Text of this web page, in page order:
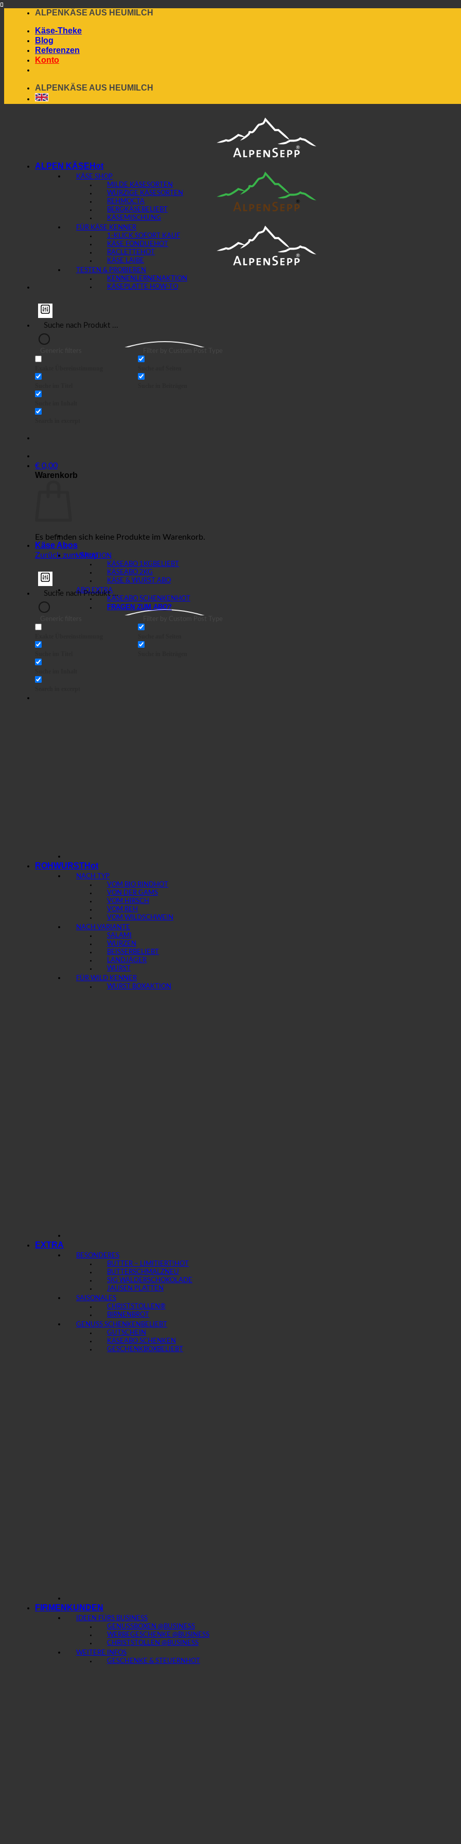
content
ALPENKÄSE AUS HEUMILCH
Käse-Theke
Blog
Referenzen
Konto
ALPENKÄSE AUS HEUMILCH
€ 0,00
Warenkorb
Es befinden sich keine Produkte im Warenkorb.
Zurück zum Shop
ALPEN KÄSE
KÄSE SHOP
MILDE KÄSESORTEN
WÜRZIGE KÄSESORTEN
REHMOCTA
BERGKÄSE
KÄSEMISCHUNG
FÜR KÄSE KENNER
1-KLICK SOFORT KAUF
KÄSE FONDUE
RACLETTE
KÄSE LAIBE
TESTEN & PROBIEREN
KENNENLERNEN
KÄSEPLATTE HOW-TO
Käse Abos
VARIATION
KÄSEABO 1KG
KÄSEABO 2KG
KÄSE & WURST ABO
ABO EXTRA
KÄSEABO SCHENKEN
FRAGEN ZUM ABO?
ROHWURST
NACH TYP
VOM BIO RIND
VON DER GAMS
VOM HIRSCH
VOM REH
VOM WILDSCHWEIN
NACH VARIANTE
SALAMI
WURZEN
BEISSER
LANDJÄGER
WURST
FÜR WILD KENNER
WURST BOX
EXTRA
BESONDERES
BUTTER – LIMITIERT!
BUTTERSCHMALZ
SIG WÄLDERSCHOKOLADE
JAUSEN PLATTEN
SAISONALES
CHRISTSTOLLEN®
BIRNENBROT
GENUSS SCHENKEN
GUTSCHEIN
KÄSEABO SCHENKEN
GESCHENKBOX
FIRMENKUNDEN
IDEEN FÜRS BUSINESS
GENUSSBOXEN @BUSINESS
WERBEGESCHENKE @BUSINESS
CHRISTSTOLLEN @BUSINESS
WEITERE INFOS
GESCHENKE & STEUERN